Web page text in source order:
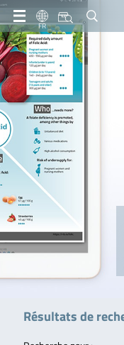
FR
Résultats de